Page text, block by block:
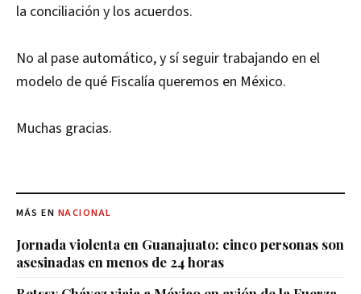
la conciliación y los acuerdos.
No al pase automático, y sí seguir trabajando en el
modelo de qué Fiscalía queremos en México.
Muchas gracias.
MÁS EN NACIONAL
Jornada violenta en Guanajuato: cinco personas son
asesinadas en menos de 24 horas